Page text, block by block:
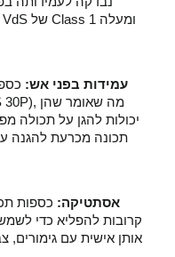
עמידות בפני אש:
יכולות להגן על תכולה
תכונה מכרעת להגנה
אסתטיקה: כספות
קרובות להפליא כדי
אותן אישית עם גימורים,